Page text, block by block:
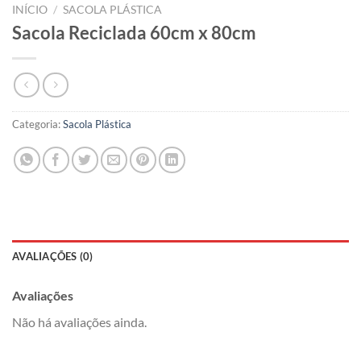
INÍCIO / SACOLA PLÁSTICA
Sacola Reciclada 60cm x 80cm
Categoria:Sacola Plástica
AVALIAÇÕES (0)
Avaliações
Não há avaliações ainda.